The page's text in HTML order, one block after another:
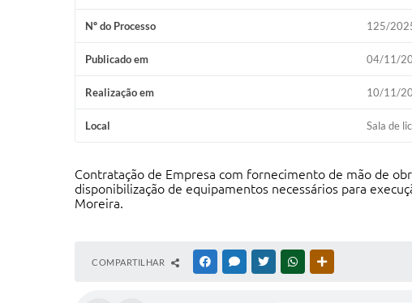
Nº do Processo 125/
Publicado em 04/11/
Realização em 10/11/
Local Sala de
Contratação de Empresa com fornecimento de mão de
disponibilização de equipamentos necessários para
Moreira.
COMPARTILHAR FACEBOOKMESSENGER
TWITTERWHATSAPP